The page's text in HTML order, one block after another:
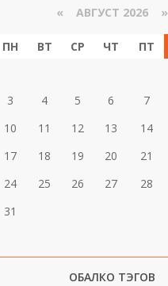
« АВГУСТ 2026 »
ПН ВТ СР ЧТ ПТ
3
4 5 6 7
10
11 12 13 14
17
18 19 20 21
24
25 26 27 28
31
ОБАЛКО ТЭГОВ